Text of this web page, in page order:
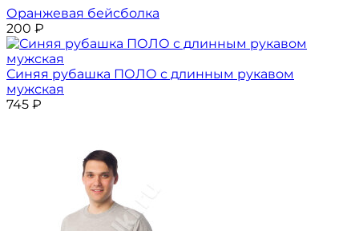
Оранжевая бейсболка
200 ₽
Синяя рубашка ПОЛО с длинным рукавом
мужская
745 ₽